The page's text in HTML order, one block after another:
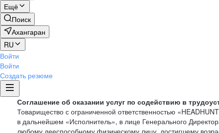
Ещё
Поиск
Ахангаран
RU
Войти
Войти
Создать резюме
Соглашение об оказании услуг по содействию в
Товарищество с ограниченной ответственностью
в дальнейшем «Исполнитель», в лице Генерального
любому дееспособному физическому лицу, достигшему